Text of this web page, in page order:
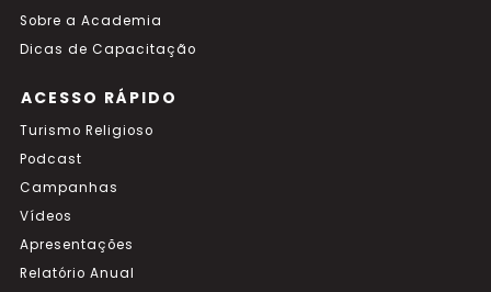
Sobre a Academia
Dicas de Capacitação
ACESSO RÁPIDO
Turismo Religioso
Podcast
Campanhas
Vídeos
Apresentações
Relatório Anual